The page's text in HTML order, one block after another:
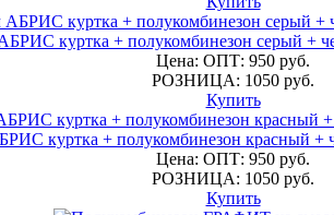
куртка + полукомбинезон серый +
Цена: ОПТ: 950 руб.
РОЗНИЦА: 1050 руб.
Купить
куртка + полукомбинезон красный +
Цена: ОПТ: 950 руб.
РОЗНИЦА: 1050 руб.
Купить